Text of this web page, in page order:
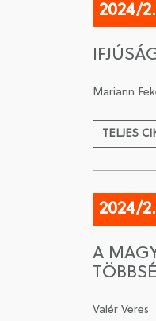
2024/
Mariann
TELJES
2024/
A
Valér Veres